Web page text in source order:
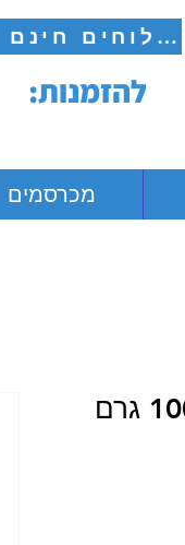
משלוחים חינם
להזמנות:
מכרסמים
פודיס פילה כבש, 100 גרם